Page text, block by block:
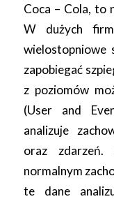
Coca – Cola, to
W dużych
wielostopniowe
zapobiegać
z poziomów
(User and
analizuje
oraz
normalnym
te dane